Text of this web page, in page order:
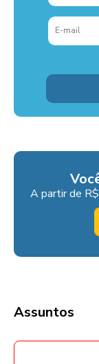
A partir de
Assuntos